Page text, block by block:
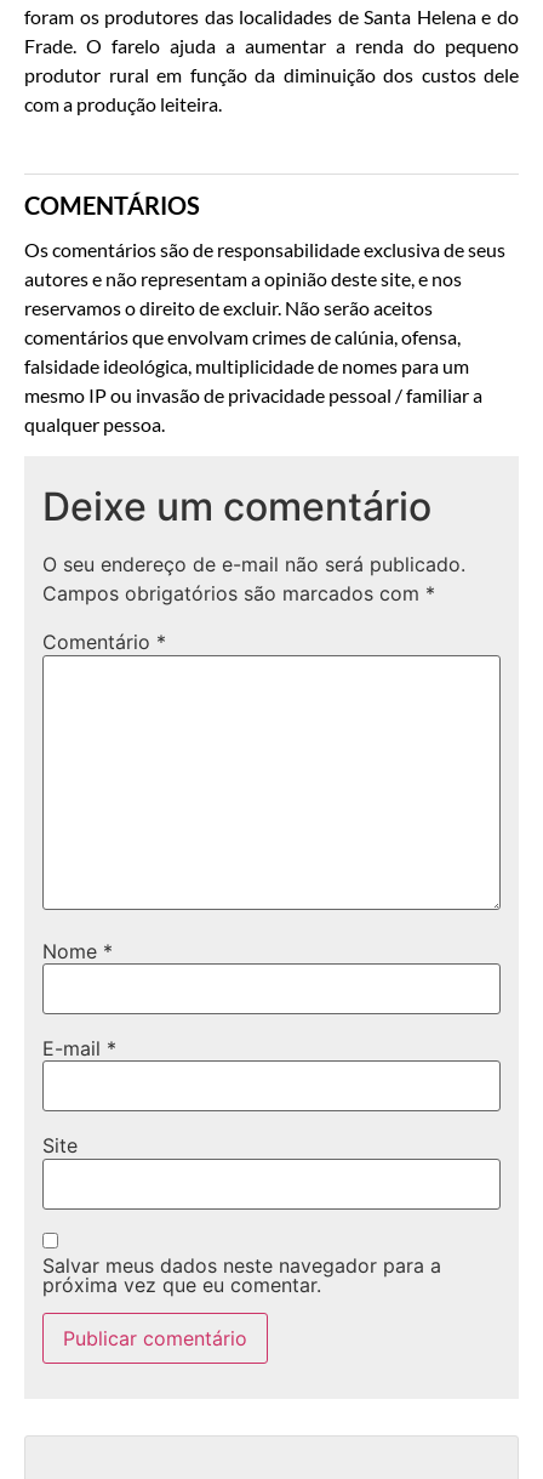
foram os produtores das localidades de Santa Helena e do
Frade. O farelo ajuda a aumentar a renda do pequeno
produtor rural em função da diminuição dos custos dele
com a produção leiteira.
COMENTÁRIOS
Os comentários são de responsabilidade exclusiva de seus
autores e não representam a opinião deste site, e nos
reservamos o direito de excluir. Não serão aceitos
comentários que envolvam crimes de calúnia, ofensa,
falsidade ideológica, multiplicidade de nomes para um
mesmo IP ou invasão de privacidade pessoal / familiar a
qualquer pessoa.
Deixe um comentário
O seu endereço de e-mail não será publicado.
Campos obrigatórios são marcados com *
Comentário *
Nome *
E-mail *
Site
Salvar meus dados neste navegador para a
próxima vez que eu comentar.